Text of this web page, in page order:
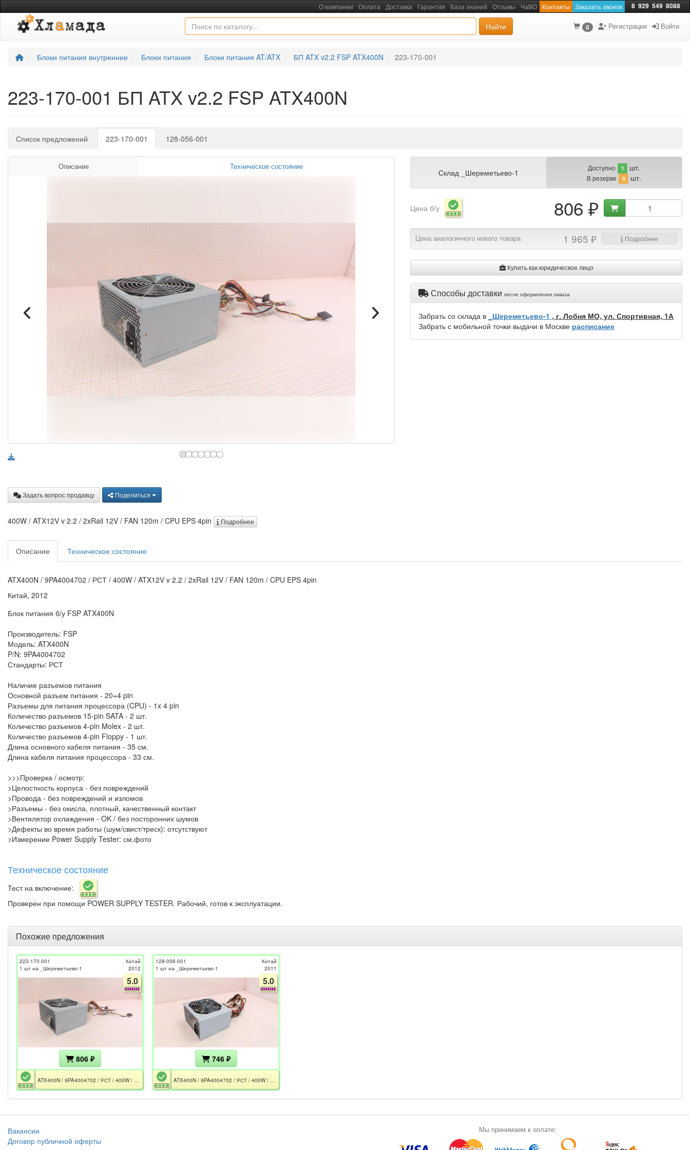
О компании Оплата Доставка Гарантия База знаний Отзывы ЧаВО Контакты Заказать звонок 8 929 549 8088
Найти 0 Регистрация Войти
Блоки питания внутренние Блоки питания Блоки питания AT/ATX БП ATX v2.2 FSP ATX400N 223-170-001
223-170-001 БП ATX v2.2 FSP ATX400N
Список предложений 223-170-001 128-056-001
Описание Техническое состояние
Склад _Шереметьево-1 Доступно 1 шт.
В резерве 0 шт.
Цена б/у 806 ₽
Цена аналогичного нового товара 1 965 ₽ Подробнее
Купить как юридическое лицо
Способы доставки после оформления заказа
Забрать со склада в _Шереметьево-1 , г. Лобня МО, ул. Спортивная, 1А
Забрать с мобильной точки выдачи в Москве расписание
Задать вопрос продавцу Поделиться
400W / ATX12V v 2.2 / 2xRail 12V / FAN 120m / CPU EPS 4pin Подробнее
Описание Техническое состояние
ATX400N / 9PA4004702 / РСТ / 400W / ATX12V v 2.2 / 2xRail 12V / FAN 120m / CPU EPS 4pin
Китай, 2012
Блок питания б/у FSP ATX400N
Производитель: FSP
Модель: ATX400N
P/N: 9PA4004702
Стандарты: РСТ
Наличие разъемов питания
Основной разъем питания - 20+4 pin
Разъемы для питания процессора (CPU) - 1x 4 pin
Количество разъемов 15-pin SATA - 2 шт.
Количество разъемов 4-pin Molex - 2 шт.
Количество разъемов 4-pin Floppy - 1 шт.
Длина основного кабеля питания - 35 см.
Длина кабеля питания процессора - 33 см.
>>>Проверка / осмотр:
>Целостность корпуса - без повреждений
>Провода - без повреждений и изломов
>Разъемы - без окисла, плотный, качественный контакт
>Вентилятор охлаждения - OK / без посторонних шумов
>Дефекты во время работы (шум/свист/треск): отсутствуют
>Измерение Power Supply Tester: см.фото
Техническое состояние
Тест на включение:
Проверен при помощи POWER SUPPLY TESTER. Рабочий, готов к эксплуатации.
Похожие предложения
223-170-001
1 шт на _Шереметьево-1
Китай
2012
5.0
806 ₽
ATX400N / 9PA4004702 / РСТ / 400W / ATX12V v 2.2 / 2xRail 12V / FAN 120m / CPU EPS 4pin
128-056-001
1 шт на _Шереметьево-1
Китай
2011
5.0
746 ₽
ATX400N / 9PA4004702 / РСТ / 400W / ATX12V v 2.2 / 2xRail 12V / FAN 120m / CPU EPS 4pin
Вакансии
Договор публичной оферты
Мы принимаем к оплате: